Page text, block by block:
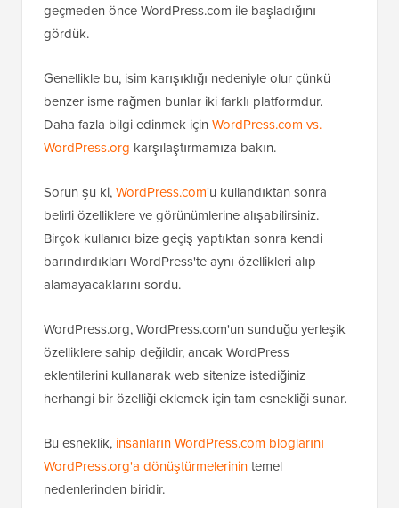
geçmeden önce WordPress.com ile başladığını
gördük.
Genellikle bu, isim karışıklığı nedeniyle olur çünkü
benzer isme rağmen bunlar iki farklı platformdur.
Daha fazla bilgi edinmek için WordPress.com vs.
WordPress.org karşılaştırmamıza bakın.
Sorun şu ki,WordPress.com'u kullandıktan sonra
belirli özelliklere ve görünümlerine alışabilirsiniz.
Birçok kullanıcı bize geçiş yaptıktan sonra kendi
barındırdıkları WordPress'te aynı özellikleri alıp
alamayacaklarını sordu.
WordPress.org, WordPress.com'un sunduğu yerleşik
özelliklere sahip değildir, ancak WordPress
eklentilerini kullanarak web sitenize istediğiniz
herhangi bir özelliği eklemek için tam esnekliği sunar.
Bu esneklik, insanların WordPress.com bloglarını
WordPress.org'a dönüştürmelerinintemel
nedenlerinden biridir.